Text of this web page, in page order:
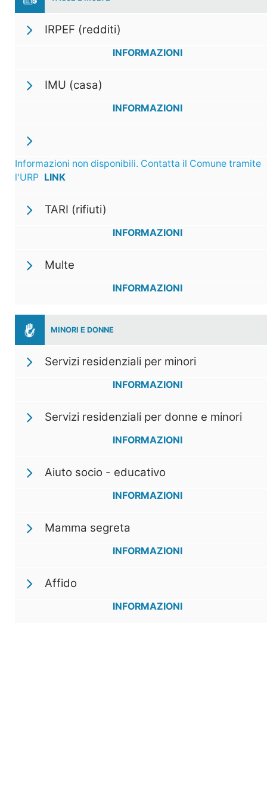
IRPEF (redditi)
INFORMAZIONI
IMU (casa)
INFORMAZIONI
Informazioni non disponibili. Contatta il Comune tramite
l'URP LINK
TARI (rifiuti)
INFORMAZIONI
Multe
INFORMAZIONI
MINORI E DONNE
Servizi residenziali per minori
INFORMAZIONI
Servizi residenziali per donne e minori
INFORMAZIONI
Aiuto socio - educativo
INFORMAZIONI
Mamma segreta
INFORMAZIONI
Affido
INFORMAZIONI